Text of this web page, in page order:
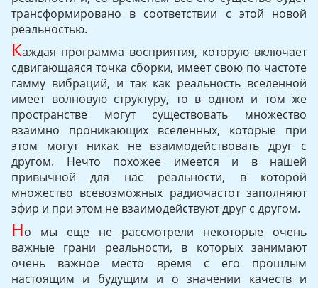
трансформировано в соответствии с этой новой
реальностью.
Каждая программа восприятия, которую включает
сдвигающаяся точка сборки, имеет свою по частоте
гамму вибраций, и так как реальность вселенной
имеет волновую структуру, то в одном и том же
пространстве могут существовать множество
взаимно проникающих вселенных, которые при
этом могут никак не взаимодействовать друг с
другом. Нечто похожее имеется и в нашей
привычной для нас реальности, в которой
множество всевозможных радиочастот заполняют
эфир и при этом не взаимодействуют друг с другом.
Но мы еще не рассмотрели некоторые очень
важные грани реальности, в которых занимают
очень важное место время с его прошлым
настоящим и будущим и о значении качеств и